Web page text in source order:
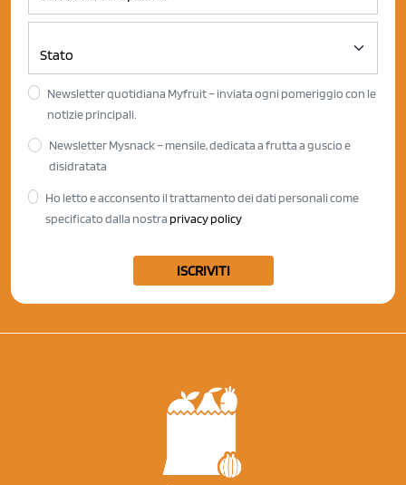
Newsletter quotidiana Myfruit – inviata ogni pomeriggio con le
notizie principali.
Newsletter Mysnack – mensile, dedicata a frutta a guscio e
disidratata
Ho letto e acconsento il trattamento dei dati personali come
specificato dalla nostra privacy policy
ISCRIVITI